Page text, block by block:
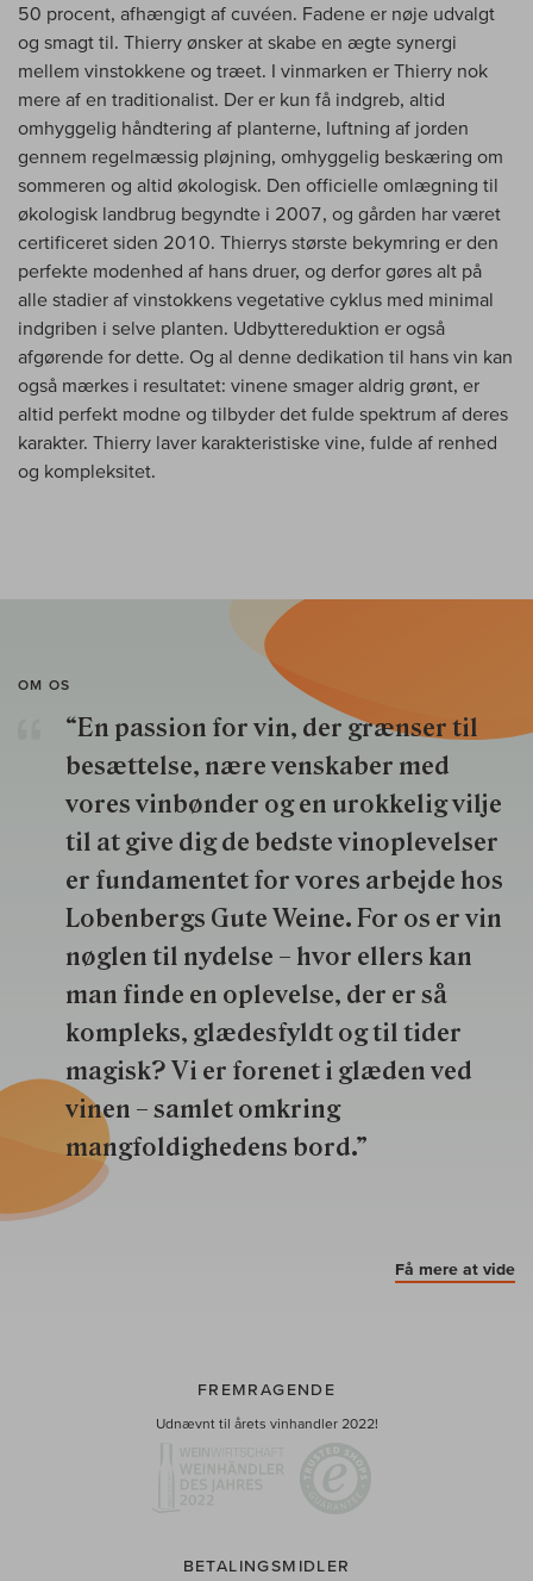
50 procent, afhængigt af cuvéen. Fadene er nøje udvalgt
og smagt til. Thierry ønsker at skabe en ægte synergi
mellem vinstokkene og træet. I vinmarken er Thierry nok
mere af en traditionalist. Der er kun få indgreb, altid
omhyggelig håndtering af planterne, luftning af jorden
gennem regelmæssig pløjning, omhyggelig beskæring om
sommeren og altid økologisk. Den officielle omlægning til
økologisk landbrug begyndte i 2007, og gården har været
certificeret siden 2010. Thierrys største bekymring er den
perfekte modenhed af hans druer, og derfor gøres alt på
alle stadier af vinstokkens vegetative cyklus med minimal
indgriben i selve planten. Udbyttereduktion er også
afgørende for dette. Og al denne dedikation til hans vin kan
også mærkes i resultatet: vinene smager aldrig grønt, er
altid perfekt modne og tilbyder det fulde spektrum af deres
karakter. Thierry laver karakteristiske vine, fulde af renhed
og kompleksitet.
OM OS
“En passion for vin, der grænser til
besættelse, nære venskaber med
vores vinbønder og en urokkelig vilje
til at give dig de bedste vinoplevelser
er fundamentet for vores arbejde hos
Lobenbergs Gute Weine. For os er vin
nøglen til nydelse – hvor ellers kan
man finde en oplevelse, der er så
kompleks, glædesfyldt og til tider
magisk? Vi er forenet i glæden ved
vinen – samlet omkring
mangfoldighedens bord.”
Få mere at vide
FREMRAGENDE
Udnævnt til årets vinhandler 2022!
BETALINGSMIDLER